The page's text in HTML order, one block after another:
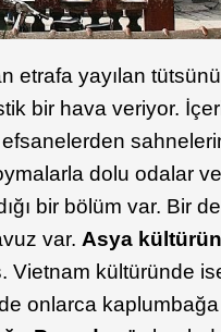
etrafa yayılan
bir hava veriyor.
sahnelerin
dolu odalar
bir bölüm var. Bir
var. Asya
Vietnam kültüründe
onlarca